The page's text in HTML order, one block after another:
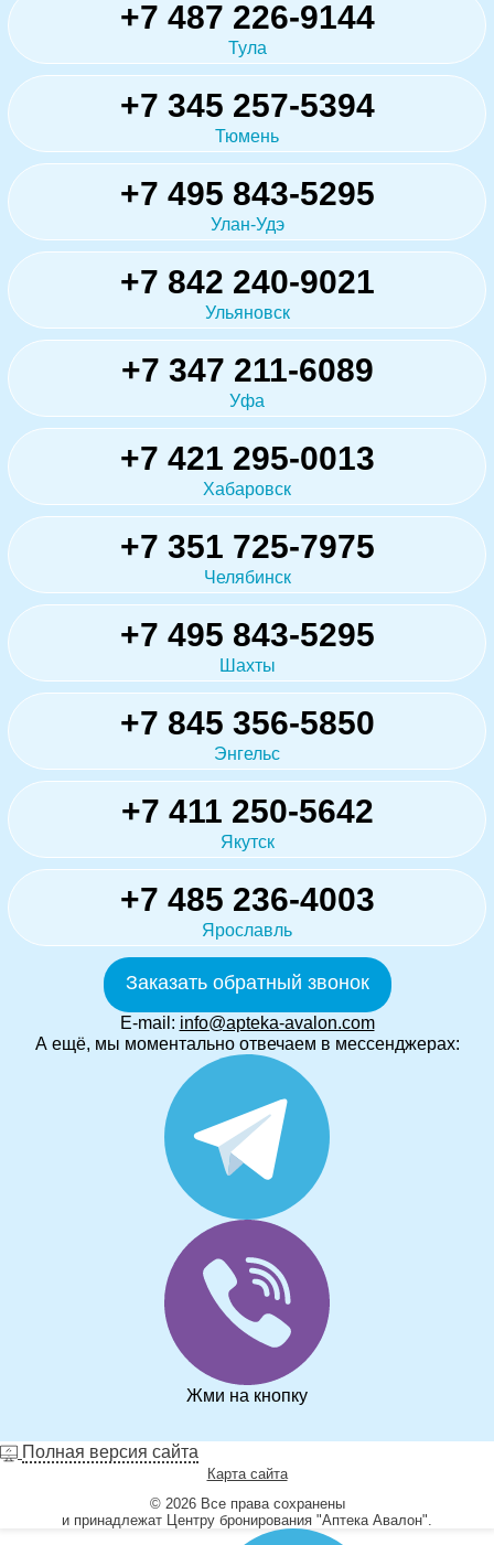
+7 487 226-9144
Тула
+7 345 257-5394
Тюмень
+7 495 843-5295
Улан-Удэ
+7 842 240-9021
Ульяновск
+7 347 211-6089
Уфа
+7 421 295-0013
Хабаровск
+7 351 725-7975
Челябинск
+7 495 843-5295
Шахты
+7 845 356-5850
Энгельс
+7 411 250-5642
Якутск
+7 485 236-4003
Ярославль
Заказать обратный звонок
E-mail: info@apteka-avalon.com
А ещё, мы моментально отвечаем в мессенджерах:
Жми на кнопку
Полная версия сайта
Карта сайта
© 2026 Все права сохранены
и принадлежат Центру бронирования "Аптека Авалон".